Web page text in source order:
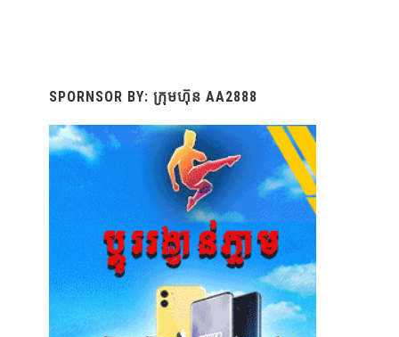
SPORNSOR BY: ក្រុមហ៊ុន AA2888